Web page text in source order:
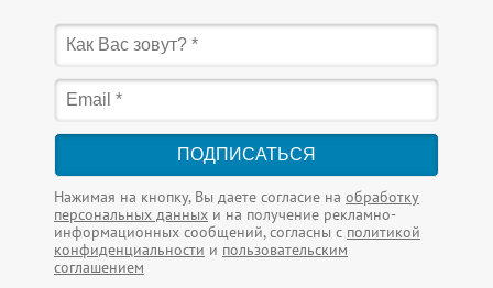
ПОДПИСАТЬСЯ
Нажимая на кнопку, Вы даете согласие на обработку
персональных данных и на получение рекламно-
информационных сообщений, согласны с политикой
конфиденциальности и пользовательским
соглашением